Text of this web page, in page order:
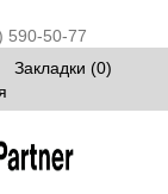
590-50-77
Закладки (0)